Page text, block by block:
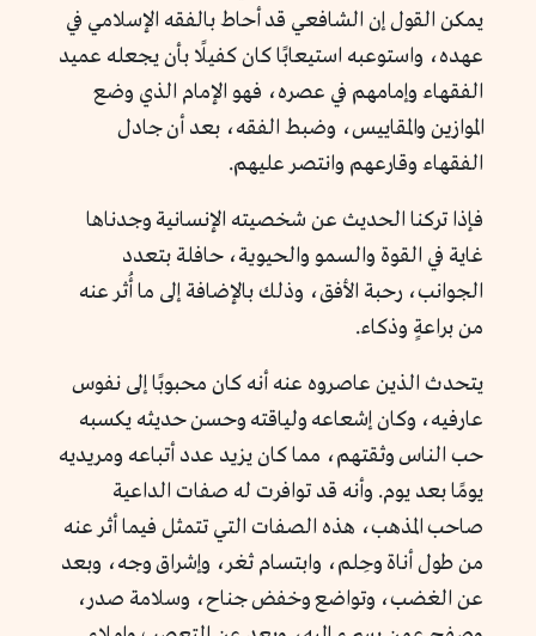
يمكن القول إن الشافعي قد أحاط بالفقه الإسلامي في
عهده، واستوعبه استيعابًا كان كفيلًا بأن يجعله عميد
الفقهاء وإمامهم في عصره، فهو الإمام الذي وضع
الموازين والمقاييس، وضبط الفقه، بعد أن جادل
الفقهاء وقارعهم وانتصر عليهم.
فإذا تركنا الحديث عن شخصيته الإنسانية وجدناها
غاية في القوة والسمو والحيوية، حافلة بتعدد
الجوانب، رحبة الأفق، وذلك بالإضافة إلى ما أُثر عنه
من براعةٍ وذكاء.
يتحدث الذين عاصروه عنه أنه كان محبوبًا إلى نفوس
عارفيه، وكان إشعاعه ولياقته وحسن حديثه يكسبه
حب الناس وثقتهم، مما كان يزيد عدد أتباعه ومريديه
يومًا بعد يوم. وأنه قد توافرت له صفات الداعية
صاحب المذهب، هذه الصفات التي تتمثل فيما أثر عنه
من طول أناة وحِلم، وابتسام ثغر، وإشراق وجه، وبعد
عن الغضب، وتواضع وخفض جناح، وسلامة صدر،